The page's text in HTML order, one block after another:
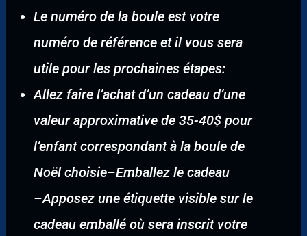
Le numéro de la boule est votre
numéro de référence et il vous sera
utile pour les prochaines étapes:
Allez faire l’achat d’un cadeau d’une
valeur approximative de 35-40$ pour
l’enfant correspondant à la boule de
Noël choisie–Emballez le cadeau
–Apposez une étiquette visible sur le
cadeau emballé où sera inscrit votre